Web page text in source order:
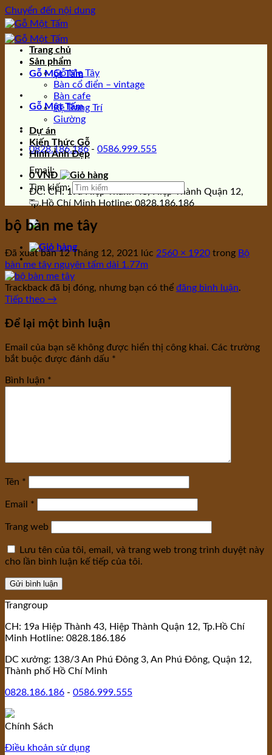
Chuyển đến nội dung
Gỗ Một Tấm
Gỗ Một Tấm
0828.186.186- 0586.999.555
Email:
ĐC: CH: 19a Hiệp Thành 43, Hiệp Thành Quận 12,
Tp.Hồ Chí Minh Hotline: 0828.186.186
Trang chủ
Sản phẩm
Gỗ Me Tây
Bàn cổ điển – vintage
Bàn cafe
Kệ Trang Trí
Giường
Dự án
Kiến Thức Gỗ
Hình Ảnh Đẹp
0VNĐ
Tìm kiếm:
bộ bàn me tây
Đã xuất bản12 Tháng 12, 2021 lúc 2560 × 1920 trong Bộ
bàn me tây nguyên tấm dài 1.77m
Trackback đã bị đóng, nhưng bạn có thể đăng bình luận.
Tiếp theo →
Để lại một bình luận
Email của bạn sẽ không được hiển thị công khai. Các trường
bắt buộc được đánh dấu *
Bình luận *
Tên *
Email *
Trang web
Lưu tên của tôi, email, và trang web trong trình duyệt này
cho lần bình luận kế tiếp của tôi.
Trangroup
CH: 19a Hiệp Thành 43, Hiệp Thành Quận 12, Tp.Hồ Chí
Minh Hotline: 0828.186.186
DC xưởng: 138/3 An Phú Đông 3, An Phú Đông, Quận 12,
Thành phố Hồ Chí Minh
0828.186.186 - 0586.999.555
Chính Sách
Điều khoản sử dụng